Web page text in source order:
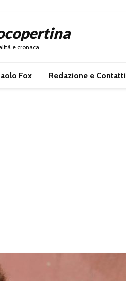
e cronaca
Fox Redazione e Contatti